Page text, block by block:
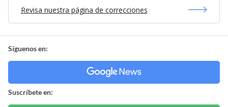
Revisa nuestra página de correcciones
Síguenos en:
Suscríbete en: